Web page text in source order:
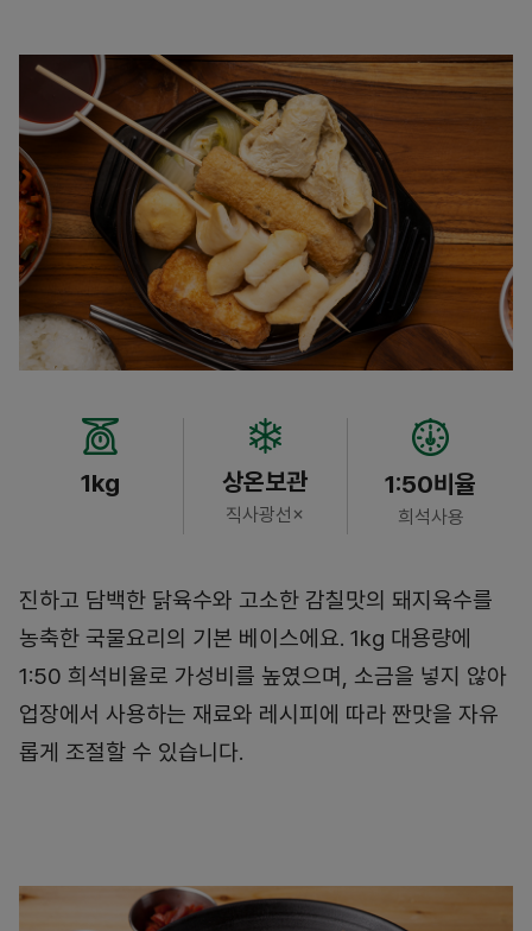
1kg 상온보관
직사광선×
1:50비율
희석사용
진하고 담백한 닭육수와 고소한 감칠맛의 돼지육수를
농축한 국물요리의 기본 베이스에요. 1kg 대용량에
1:50 희석비율로 가성비를 높였으며, 소금을 넣지 않아
업장에서 사용하는 재료와 레시피에 따라 짠맛을 자유
롭게 조절할 수 있습니다.